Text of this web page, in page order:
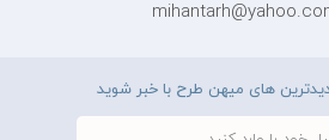
های میهن طرح با خبر شوید